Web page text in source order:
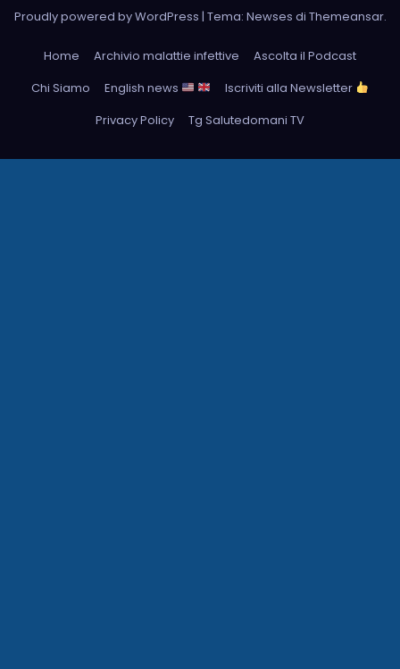
Proudly powered by WordPress | Tema: Newses di Themeansar.
Home Archivio malattie infettive
Ascolta il Podcast
Chi Siamo
English news
Iscriviti alla Newsletter
Privacy Policy
Tg Salutedomani TV